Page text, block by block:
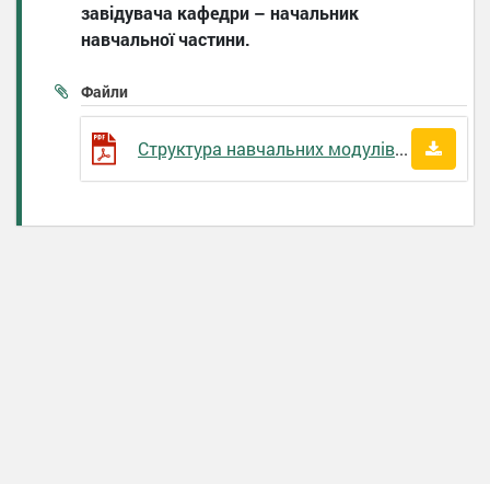
завідувача кафедри – начальник
навчальної частини.
Файли
Структура навчальних модулів військової підготовки